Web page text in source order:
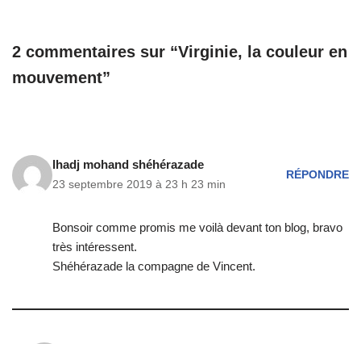
2 commentaires sur “Virginie, la couleur en
mouvement”
lhadj mohand shéhérazade
23 septembre 2019 à 23 h 23 min
RÉPONDRE
Bonsoir comme promis me voilà devant ton blog, bravo
très intéressent.
Shéhérazade la compagne de Vincent.